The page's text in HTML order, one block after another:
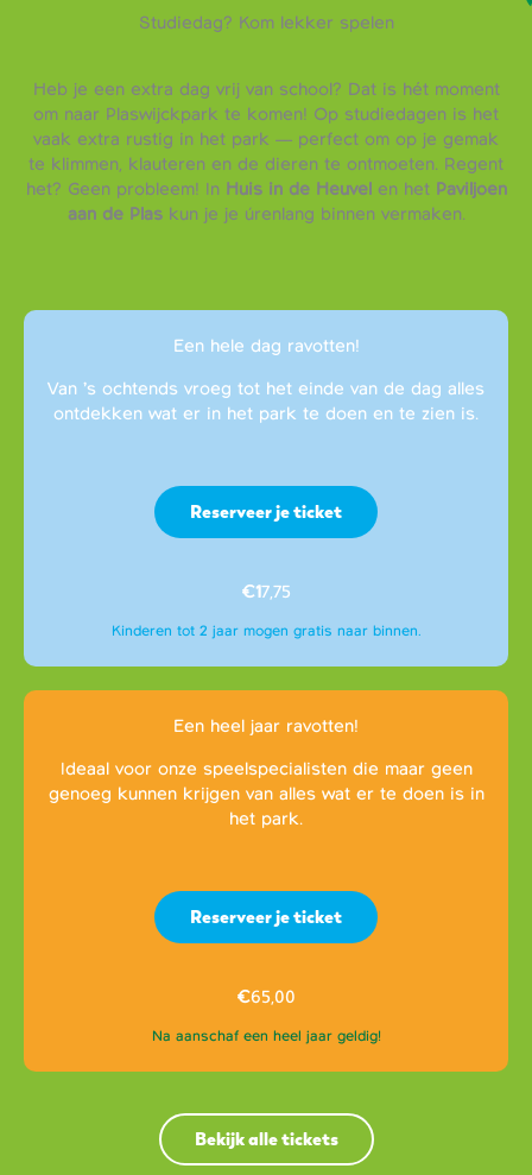
Studiedag? Kom lekker spelen
Heb je een extra dag vrij van school? Dat is hét moment
om naar Plaswijckpark te komen! Op studiedagen is het
vaak extra rustig in het park — perfect om op je gemak
te klimmen, klauteren en de dieren te ontmoeten. Regent
het? Geen probleem! In Huis in de Heuvelen het Paviljoen
aan de Plaskun je je úrenlang binnen vermaken.
Een hele dag ravotten!
Van ’s ochtends vroeg tot het einde van de dag alles
ontdekken wat er in het park te doen en te zien is.
Reserveer je ticket
€17,75
Kinderen tot 2 jaar mogen gratis naar binnen.
Een heel jaar ravotten!
Ideaal voor onze speelspecialisten die maar geen
genoeg kunnen krijgen van alles wat er te doen is in
het park.
Reserveer je ticket
€65,00
Na aanschaf een heel jaar geldig!
Bekijk alle tickets